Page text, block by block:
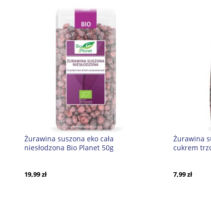
Żurawina suszona eko cała
niesłodzona Bio Planet 50g
19,99 zł
Żurawina
cukrem
7,99 zł